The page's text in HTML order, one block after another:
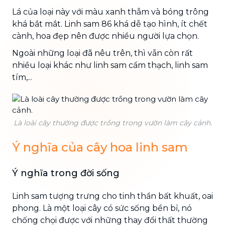
Lá của loại này với màu xanh thẫm và bóng trông
khá bắt mắt. Linh sam 86 khá dễ tạo hình, ít chết
cành, hoa đẹp nên được nhiều người lựa chọn.
Ngoài những loại đã nêu trên, thì vẫn còn rất
nhiều loại khác như linh sam cẩm thạch, linh sam
tím,...
Là loài cây thường được trồng trong vườn làm cây cảnh.
Ý nghĩa của cây hoa linh sam
Ý nghĩa trong đời sống
Linh sam tượng trưng cho tinh thần bất khuất, oai
phong. Là một loại cây có sức sống bền bỉ, nó
chống chọi được với những thay đổi thất thường